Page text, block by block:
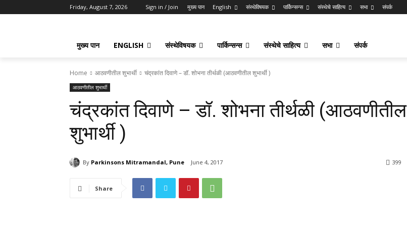
Friday, August 7, 2026 Sign in / Join मुख्य पान English संस्थेविषयक पार्किन्सन्स संस्थेचे साहित्य सभा संपर्क
मुख्य पान ENGLISH संस्थेविषयक पार्किन्सन्स संस्थेचे साहित्य सभा संपर्क
Home आठवणीतील शुभार्थी चंद्रकांत दिवाणे – डॉ. शोभना तीर्थळी (आठवणीतील शुभार्थी )
आठवणीतील शुभार्थी
चंद्रकांत दिवाणे – डॉ. शोभना तीर्थळी (आठवणीतील
शुभार्थी )
By Parkinsons Mitramandal, Pune June 4, 2017 399
Share